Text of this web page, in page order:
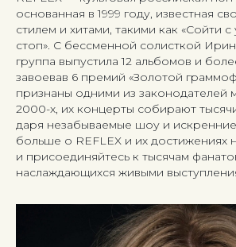
основанная в 1999 году, известная
стилем и хитами, такими как «Сойти
стоп». С бессменной солисткой
группа выпустила 12 альбомов и
завоевав 6 премий «Золотой
признаны одними из законодателей
2000-х, их концерты собирают
даря незабываемые шоу и
больше о REFLEX и их достижениях
и присоединяйтесь к тысячам
наслаждающихся живыми